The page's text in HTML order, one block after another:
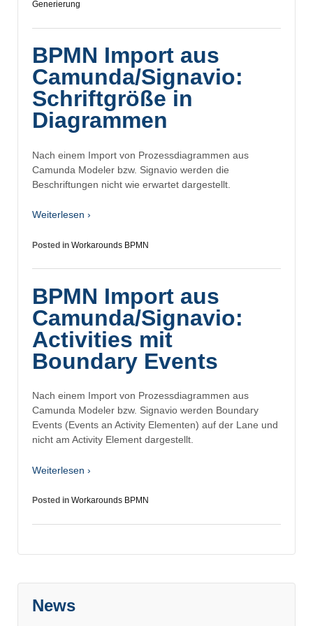
Generierung
BPMN Import aus
Camunda/Signavio:
Schriftgröße in
Diagrammen
Nach einem Import von Prozessdiagrammen aus
Camunda Modeler bzw. Signavio werden die
Beschriftungen nicht wie erwartet dargestellt.
Weiterlesen ›
Posted in Workarounds BPMN
BPMN Import aus
Camunda/Signavio:
Activities mit
Boundary Events
Nach einem Import von Prozessdiagrammen aus
Camunda Modeler bzw. Signavio werden Boundary
Events (Events an Activity Elementen) auf der Lane und
nicht am Activity Element dargestellt.
Weiterlesen ›
Posted in Workarounds BPMN
News